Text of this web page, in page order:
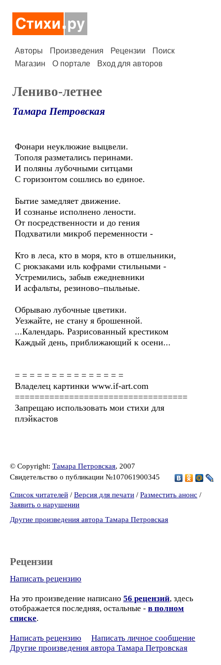
Авторы Произведения Рецензии
Поиск
Магазин
О портале Вход для авторов
Лениво-летнее
Тамара Петровская
Фонари неуклюжие выцвели.
Тополя разметались перинами.
И поляны лубочными ситцами
С горизонтом сошлись во единое.
Бытие замедляет движение.
И сознанье исполнено лености.
От посредственности и до гения
Подхватили микроб переменности -
Кто в леса, кто в моря, кто в отшельники,
С рюкзаками иль кофрами стильными -
Устремились, забыв ежедневники
И асфальты, резиново–пыльные.
Обрываю лубочные цветики.
Уезжайте, не стану я брошенной.
...Календарь. Разрисованный крестиком
Каждый день, приближающий к осени...
= = = = = = = = = = = = = = =
Владелец картинки www.if-art.com
===================================
Запрещаю использовать мои стихи для
плэйкастов
© Copyright: Тамара Петровская, 2007
Свидетельство о публикации №107061900345
Список читателей / Версия для печати / Разместить анонс /
Заявить о нарушении
Другие произведения автора Тамара Петровская
Рецензии
Написать рецензию
На это произведение написано 56 рецензий, здесь
отображается последняя, остальные - в полном
списке.
Написать рецензию
Написать личное сообщение
Другие произведения автора Тамара Петровская